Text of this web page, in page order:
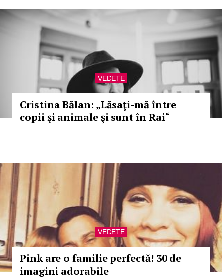
VEDETE
Cristina Bălan: „Lăsaţi-mă între
copii şi animale şi sunt în Rai“
VEDETE
Pink are o familie perfectă! 30 de
imagini adorabile